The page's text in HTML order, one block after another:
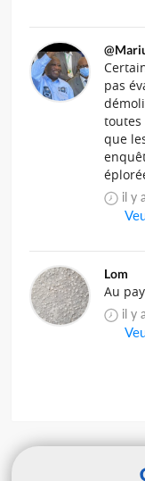
pas
toutes
que
il y
Lom
Au
il y